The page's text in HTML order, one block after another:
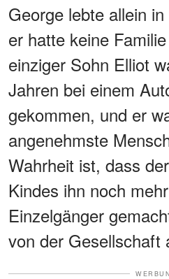
George lebte allein
er hatte keine
einziger Sohn Elliot
Jahren bei einem
gekommen, und er
angenehmste
Wahrheit ist, dass
Kindes ihn noch
Einzelgänger
von der Gesellschaft